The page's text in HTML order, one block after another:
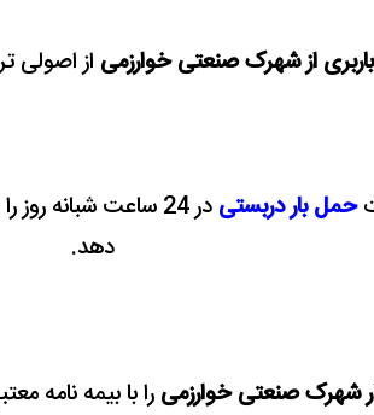
باربری از شهرک صنعتی خوارزمی از اصولی
حمل بار دربستی
در 24 ساعت شبانه
دهد.
شهرک صنعتی خوارزمی را با بیمه نامه